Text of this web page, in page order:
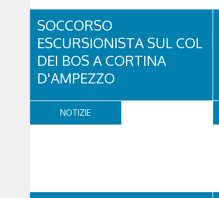
SOCCORSO
ESCURSIONISTA SUL COL
DEI BOS A CORTINA
D'AMPEZZO
chiesto aiuto, dopo aver perso la traccia
mentre risaliva il sentiero del Col dei Bos.
NOTIZIE